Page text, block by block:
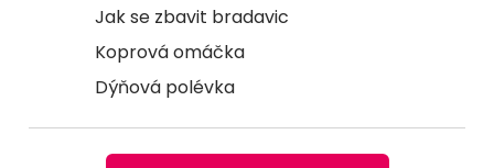
Jak se zbavit bradavic
Koprová omáčka
Dýňová polévka